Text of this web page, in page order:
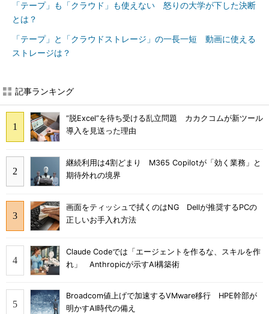
「テープ」も「クラウド」も使えない 怒りの大学が下した決断
とは？
「テープ」と「クラウドストレージ」の一長一短 動画に使える
ストレージは？
記事ランキング
“脱Excel”を待ち受ける乱立問題 カカクコムが新ツール
導入を見送った理由
継続利用は4割どまり M365 Copilotが「効く業務」と
期待外れの境界
画面をティッシュで拭くのはNG Dellが推奨するPCの
正しいお手入れ方法
Claude Codeでは「エージェントを作るな、スキルを作
れ」 Anthropicが示すAI構築術
Broadcom値上げで加速するVMware移行 HPE幹部が
明かすAI時代の備え